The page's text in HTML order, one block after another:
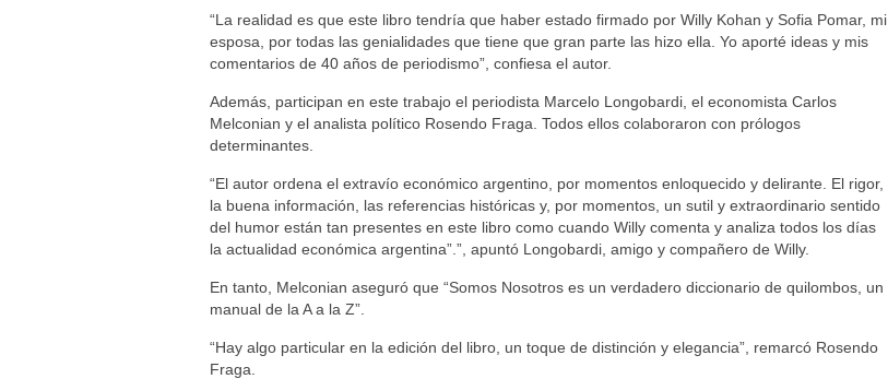
“La realidad es que este libro tendría que haber estado firmado por Willy Kohan y Sofia Pomar, mi
esposa, por todas las genialidades que tiene que gran parte las hizo ella. Yo aporté ideas y mis
comentarios de 40 años de periodismo”, confiesa el autor.
Además, participan en este trabajo el periodista Marcelo Longobardi, el economista Carlos
Melconian y el analista político Rosendo Fraga. Todos ellos colaboraron con prólogos
determinantes.
“El autor ordena el extravío económico argentino, por momentos enloquecido y delirante. El rigor,
la buena información, las referencias históricas y, por momentos, un sutil y extraordinario sentido
del humor están tan presentes en este libro como cuando Willy comenta y analiza todos los días
la actualidad económica argentina”.”, apuntó Longobardi, amigo y compañero de Willy.
En tanto, Melconian aseguró que “Somos Nosotros es un verdadero diccionario de quilombos, un
manual de la A a la Z”.
“Hay algo particular en la edición del libro, un toque de distinción y elegancia”, remarcó Rosendo
Fraga.